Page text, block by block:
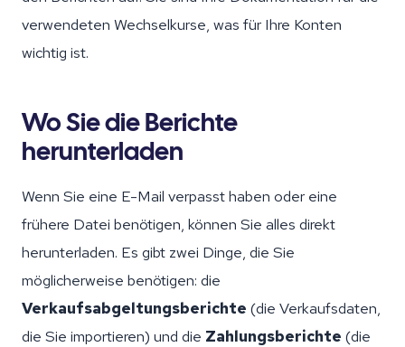
verwendeten Wechselkurse, was für Ihre Konten
wichtig ist.
Wo Sie die Berichte
herunterladen
Wenn Sie eine E-Mail verpasst haben oder eine
frühere Datei benötigen, können Sie alles direkt
herunterladen. Es gibt zwei Dinge, die Sie
möglicherweise benötigen: die
Verkaufsabgeltungsberichte (die Verkaufsdaten,
die Sie importieren) und die Zahlungsberichte (die